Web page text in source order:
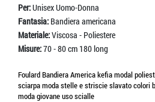
Per:Unisex Uomo-Donna
Fantasia: Bandiera americana
Materiale:Viscosa - Poliestere
Misure:70 - 80 cm 180 long
Foulard Bandiera America kefia modal
sciarpa moda stelle e striscie slavato colori
moda giovane uso scialle